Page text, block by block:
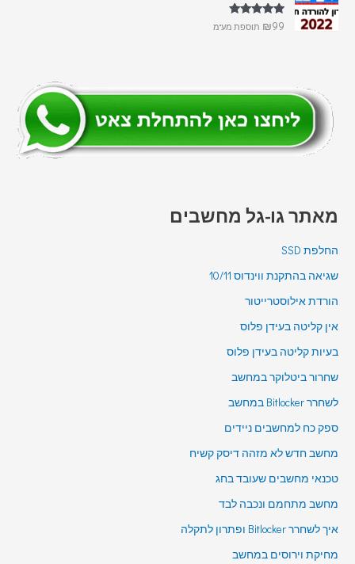
דורג 5.00 ₪99 תוספת מע"מ
מאתר גו-גל מחשבים
החלפת SSD
שגיאה בהתקנת ווינדוס 10/11
הורדת אילוסטרייטור
אין קליטה בעידן פלוס
בעיות קליטה בעידן פלוס
שחרור ביטלוקר במחשב
לשחרר Bitlocker במחשב
ספק כח למחשבים ניידים
מחשב חדש לא מזהה דיסק קשיח
טכנאי מחשבים שעובד בחג
מחשב מתחמם ונכבה לבד
איך לשחרר Bitlocker ופתרון לתקלה
מחיקת וירוסים במחשב